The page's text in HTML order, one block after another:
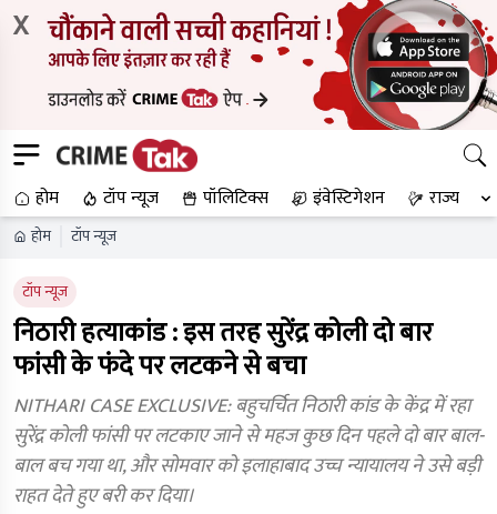
X
होम टॉप न्यूज पॉलिटिक्स इंवेस्टिगेशन राज्य
होम टॉप न्यूज
टॉप न्यूज
निठारी हत्याकांड : इस तरह सुरेंद्र कोली दो बार
फांसी के फंदे पर लटकने से बचा
NITHARI CASE EXCLUSIVE: बहुचर्चित निठारी कांड के केंद्र में रहा
सुरेंद्र कोली फांसी पर लटकाए जाने से महज कुछ दिन पहले दो बार बाल-
बाल बच गया था, और सोमवार को इलाहाबाद उच्च न्यायालय ने उसे बड़ी
राहत देते हुए बरी कर दिया।